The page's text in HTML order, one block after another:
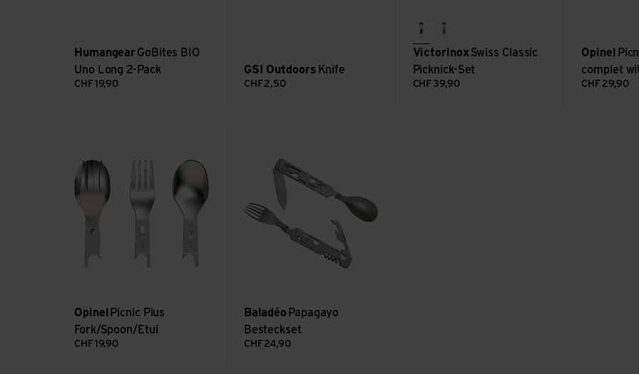
Humangear GoBites BIO
Uno Long 2-Pack
CHF19,90
GSI Outdoors Knife
CHF2,50
schwarzdunkelgrün
Victorinox Swiss Classic
Picknick-Set
CHF 39,90
Opinel
complet
CHF 29,90
Opinel
Picnic Plus
Fork/Spoon/Etui
CHF 19,90
Baladéo Papagayo
Besteckset
CHF 24,90